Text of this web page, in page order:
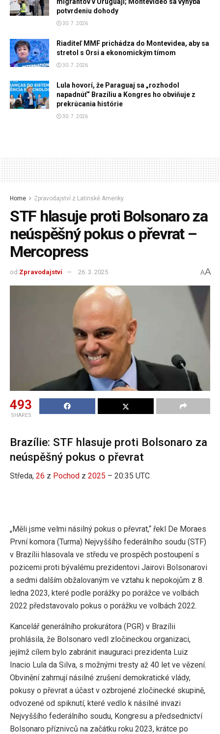
potvrdeniu dohody
30. 7. 2026
Riaditeľ MMF prichádza do Montevidea, aby sa
stretol s Orsi a ekonomickým tímom
30. 7. 2026
Lula hovorí, že Paraguaj sa „rozhodol
napadnúť“ Brazíliu a Kongres ho obviňuje z
prekrúcania histórie
30. 7. 2026
Home Zpravodajství z Latinské Ameriky
STF hlasuje proti Bolsonaro za
neúspěšný pokus o převrat –
Mercopress
od Zpravodajství 26. 3. 2025 AA
493
SHARES
Brazílie: STF hlasuje proti Bolsonaro za
neúspěšný pokus o převrat
Středa, 26 z Pochod z 2025 – 20:35 UTC
„Měli jsme velmi násilný pokus o převrat,“ řekl De Moraes
První komora (Turma) Nejvyššího federálního soudu (STF)
v Brazílii hlasovala ve středu ve prospěch postoupení s
pozicemi proti bývalému prezidentovi Jairovi Bolsonarovi
a sedmi dalším obžalovaným ve vztahu k nepokojům z 8.
ledna 2023, které podle porážky po porážce ve volbách
2022 představovalo pokus o porážku ve volbách 2022.
Kancelář generálního prokurátora (PGR) v Brazílii
prohlásila, že Bolsonaro vedl zločineckou organizaci,
jejímž cílem bylo zabránit inauguraci prezidenta Luiz
Inacio Lula da Silva, s možnými tresty až 40 let ve vězení.
Obvinění zahrnují násilné zrušení demokratické vlády,
pokusy o převrat a účast v ozbrojené zločinecké skupině,
odvozené od spiknutí, které vedlo k násilné invazi
Nejvyššího federálního soudu, Kongresu a předsednictví
Bolsonaro příznivců na začátku roku 2023, krátce po